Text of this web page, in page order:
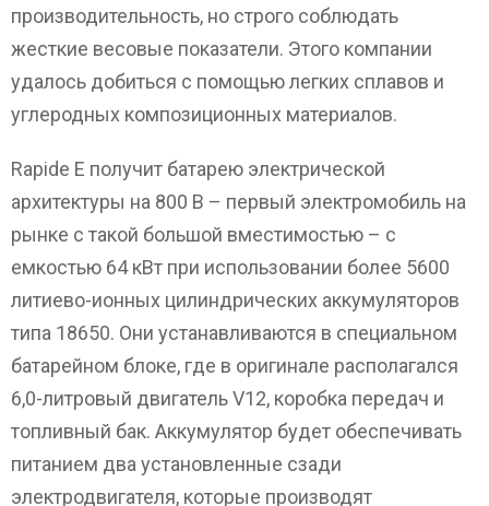
производительность, но строго соблюдать
жесткие весовые показатели. Этого компании
удалось добиться с помощью легких сплавов и
углеродных композиционных материалов.
Rapide E получит батарею электрической
архитектуры на 800 В – первый электромобиль на
рынке с такой большой вместимостью – с
емкостью 64 кВт при использовании более 5600
литиево-ионных цилиндрических аккумуляторов
типа 18650. Они устанавливаются в специальном
батарейном блоке, где в оригинале располагался
6,0-литровый двигатель V12, коробка передач и
топливный бак. Аккумулятор будет обеспечивать
питанием два установленные сзади
электродвигателя, которые производят